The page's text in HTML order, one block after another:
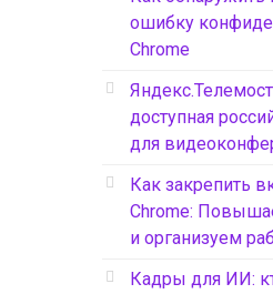
ошибку
Chrome
доступная
для
Как закрепить
Chrome:
и организуем
Кадры для ИИ: